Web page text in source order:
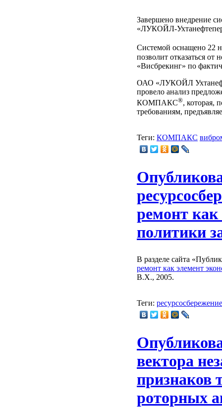
Завершено внедрение
«ЛУКОЙЛ-
Системой оснащено 22
позволит отказаться
«Висбрекинг» по
ОАО «ЛУКОЙЛ
провело анализ
КОМПАКС®, которая,
требованиям,
Теги: КОМПАКС
ремонт как
политики
В разделе сайта
ремонт как элемент
В.Х., 2005.
Теги: ресурсосбережение
вектора
признаков
роторных